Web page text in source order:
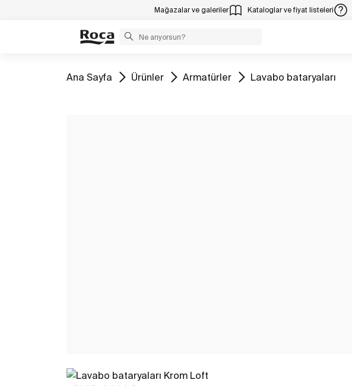
Mağazalar ve galeriler Kataloglar ve fiyat listeleri
Tüm
Ana Sayfa Tüm
Ürünler Tüm
Armatürler Tüm
Lavabo bataryaları